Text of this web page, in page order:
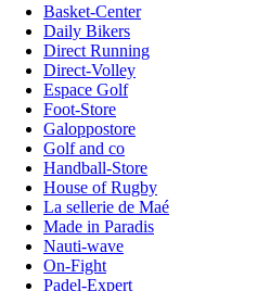
Basket-Center
Daily Bikers
Direct Running
Direct-Volley
Espace Golf
Foot-Store
Galoppostore
Golf and co
Handball-Store
House of Rugby
La sellerie de Maé
Made in Paradis
Nauti-wave
On-Fight
Padel-Expert